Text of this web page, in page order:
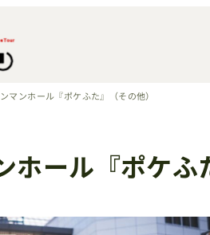
マンホール『ポケふた』（その他）
ホール『ポケふ